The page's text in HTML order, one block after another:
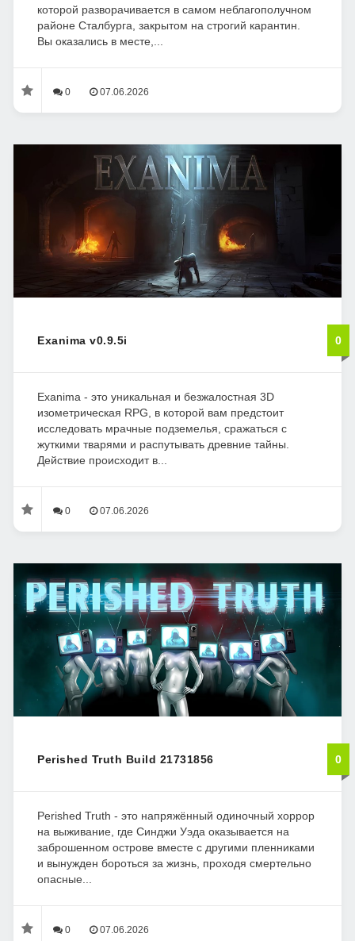
которой разворачивается в самом неблагополучном
районе Сталбурга, закрытом на строгий карантин.
Вы оказались в месте,...
0 07.06.2026
Exanima v0.9.5i 0
Exanima - это уникальная и безжалостная 3D
изометрическая RPG, в которой вам предстоит
исследовать мрачные подземелья, сражаться с
жуткими тварями и распутывать древние тайны.
Действие происходит в...
0 07.06.2026
Perished Truth Build 21731856 0
Perished Truth - это напряжённый одиночный хоррор
на выживание, где Синджи Уэда оказывается на
заброшенном острове вместе с другими пленниками
и вынужден бороться за жизнь, проходя смертельно
опасные...
0 07.06.2026